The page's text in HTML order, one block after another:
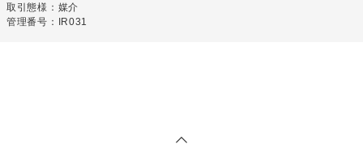
取引態様：媒介
管理番号：IR031